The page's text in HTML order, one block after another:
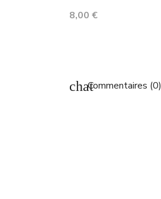
Prix
8,00 €
chatCommentaires (0)